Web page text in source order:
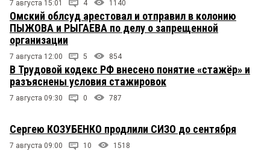
7 августа 15:01 4 1140
Омский облсуд арестовал и отправил в колонию
ПЫЖОВА и РЫГАЕВА по делу о запрещенной
организации
7 августа 12:00 5 854
В Трудовой кодекс РФ внесено понятие «стажёр» и
разъяснены условия стажировок
7 августа 09:30 0 787
Сергею КОЗУБЕНКО продлили СИЗО до сентября
7 августа 09:00 10 1518